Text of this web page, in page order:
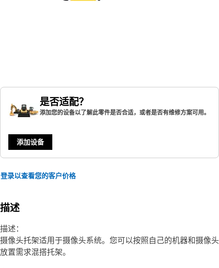
是否适配？
添加您的设备以了解此零件是否合适，或者是否有维修方案可用。
添加设备
登录以查看您的客户价格
描述
描述：
摄像头托架适用于摄像头系统。您可以按照自己的机器和摄像头
放置需求混搭托架。